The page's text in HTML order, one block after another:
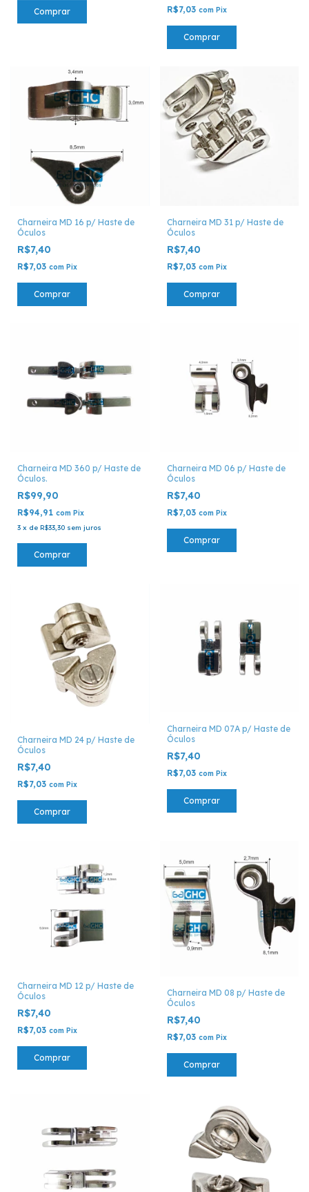
Comprar R$7,03 com Pix
Comprar
Charneira MD 16 p/ Haste de
Óculos
R$7,40
R$7,03 com Pix
Comprar
Charneira MD 31 p/ Haste de
Óculos
R$7,40
R$7,03 com Pix
Comprar
Charneira MD 360 p/ Haste de
Óculos.
R$99,90
R$94,91 com Pix
3 x de R$33,30 sem juros
Comprar
Charneira MD 06 p/ Haste de
Óculos
R$7,40
R$7,03 com Pix
Comprar
Charneira MD 24 p/ Haste de
Óculos
R$7,40
R$7,03 com Pix
Comprar
Charneira MD 07A p/ Haste de
Óculos
R$7,40
R$7,03 com Pix
Comprar
Charneira MD 12 p/ Haste de
Óculos
R$7,40
R$7,03 com Pix
Comprar
Charneira MD 08 p/ Haste de
Óculos
R$7,40
R$7,03 com Pix
Comprar